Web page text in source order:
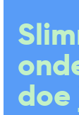
doe